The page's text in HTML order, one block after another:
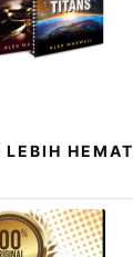
HEMAT